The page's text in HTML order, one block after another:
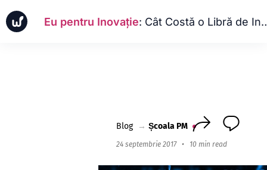
Eu pentru Inovație: Cât Costă o Libră de Inovație?
Blog → Școala PM
24 septembrie 2017 • 10 min read